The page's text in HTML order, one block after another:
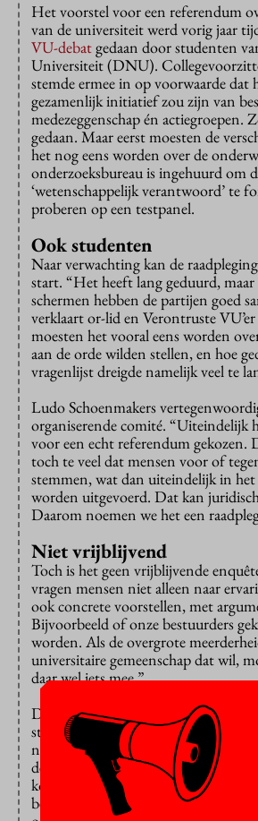
Het voorstel voor een referendum
van de universiteit werd vorig jaar
VU-debatgedaan door studenten
Universiteit (DNU).
stemde ermee in op voorwaarde dat
gezamenlijk initiatief zou zijn van
medezeggenschap én actiegroepen.
gedaan. Maar eerst moesten de
het nog eens worden over de
onderzoeksbureau is ingehuurd om
‘wetenschappelijk verantwoord’ te
proberen op een testpanel.
Ook studenten
Naar verwachting kan de
start. “Het heeft lang geduurd, maar
schermen hebben de partijen goed
verklaart or-lid en Verontruste
moesten het vooral eens worden
aan de orde wilden stellen, en hoe
vragenlijst dreigde namelijk veel te
Ludo Schoenmakers
organiserende comité. “Uiteindelijk
voor een echt referendum gekozen.
toch te veel dat mensen voor of
stemmen, wat dan uiteindelijk in
worden uitgevoerd. Dat kan
Daarom noemen we het een
Niet vrijblijvend
Toch is het geen vrijblijvende
vragen mensen niet alleen naar
ook concrete voorstellen, met
Bijvoorbeeld of onze bestuurders
worden. Als de overgrote
universitaire gemeenschap dat wil,
daar wel iets mee.”
De raadpleging is nadrukkelijk ook
studenten, stelt Schoenmakers. “We
niet naar de tevredenheid over de
dergelijke, maar wel naar
komt neer op de vraag: wie op
beslissingen neemt over onderwijs